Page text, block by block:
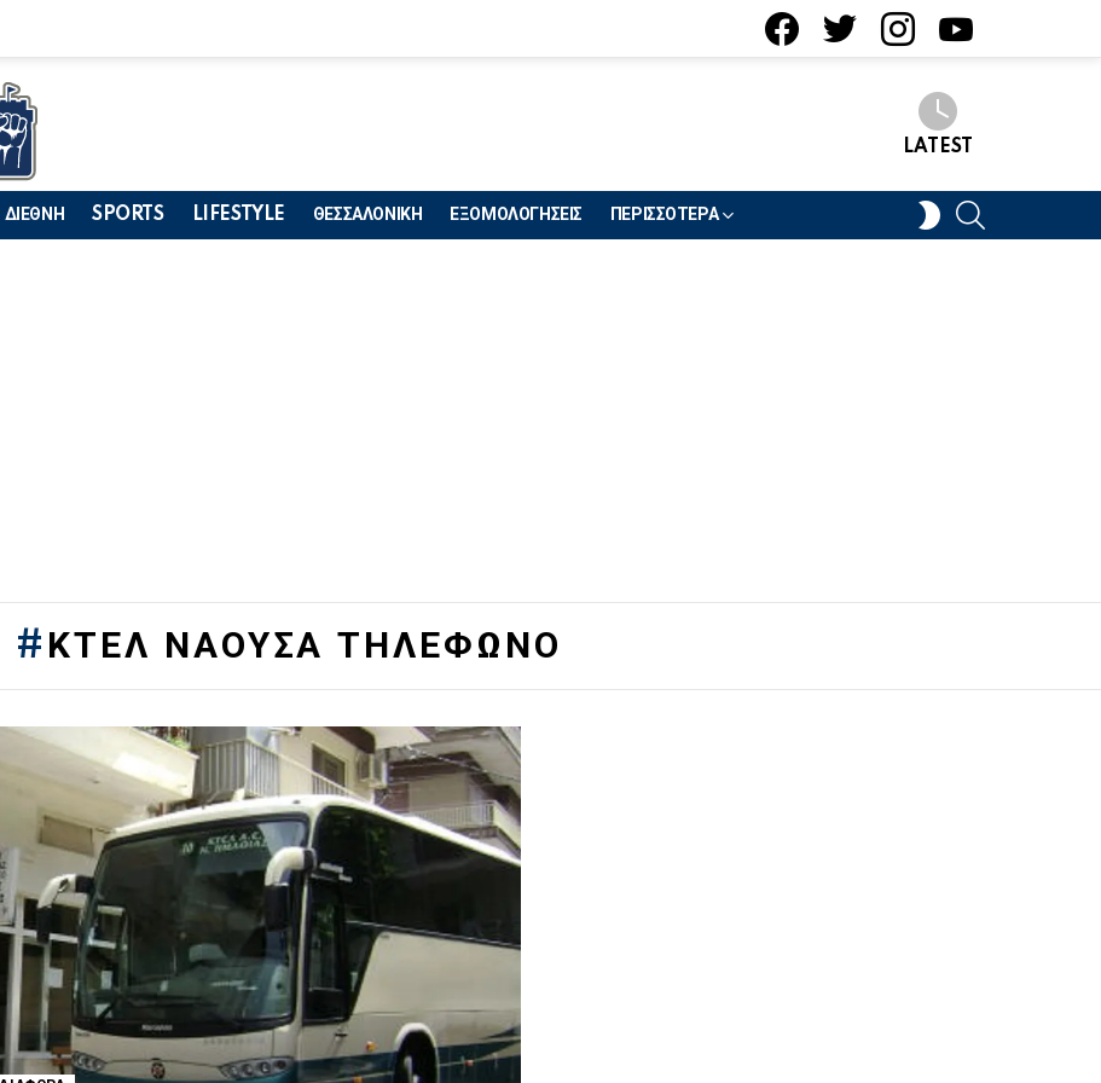
LATEST
ΔΙΕΘΝΗ SPORTS LIFESTYLE ΘΕΣΣΑΛΟΝΙΚΗ ΕΞΟΜΟΛΟΓΗΣΕΙΣ ΠΕΡΙΣΣΟΤΕΡΑ
SWITCH
SKIN
ΚΤΕΛ ΝΑΟΥΣΑ ΤΗΛΕΦΩΝΟ